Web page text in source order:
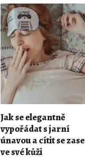
Jak se elegantně
vypořádat s jarní
únavou a cítit se zase
ve své kůži